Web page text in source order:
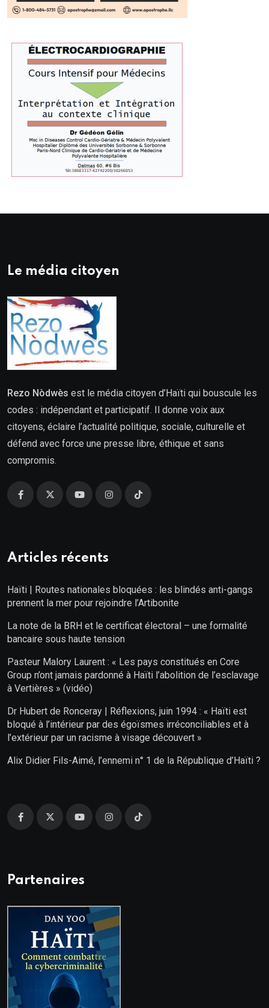
Le média citoyen
Rezo Nòdwès est le média citoyen d’Haïti qui bouscule les
codes : indépendant et participatif. Il donne voix aux
citoyens, éclaire l’actualité politique, sociale, culturelle et
défend avec force une presse libre, éthique et sans
compromis.
Articles récents
Haïti | Routes nationales bloquées : les blindés anti-gangs
prennent la mer pour rejoindre l’Artibonite
La note de la BRH et le certificat électoral – une formalité
bancaire sous haute tension
Pasteur Malory Laurent : « Les pays constitués en Core
Group n’ont jamais pardonné à Haïti l’abolition de l’esclavage
à Vertières » (vidéo)
Dr Hubert de Ronceray | Réflexions, juin 1994 : « Haïti est
bloqué à l’intérieur par des égoïsmes irréconciliables et à
l’extérieur par un racisme à visage découvert »
Alix Didier Fils-Aimé, l’ennemi n° 1 de la République d’Haïti ?
Partenaires